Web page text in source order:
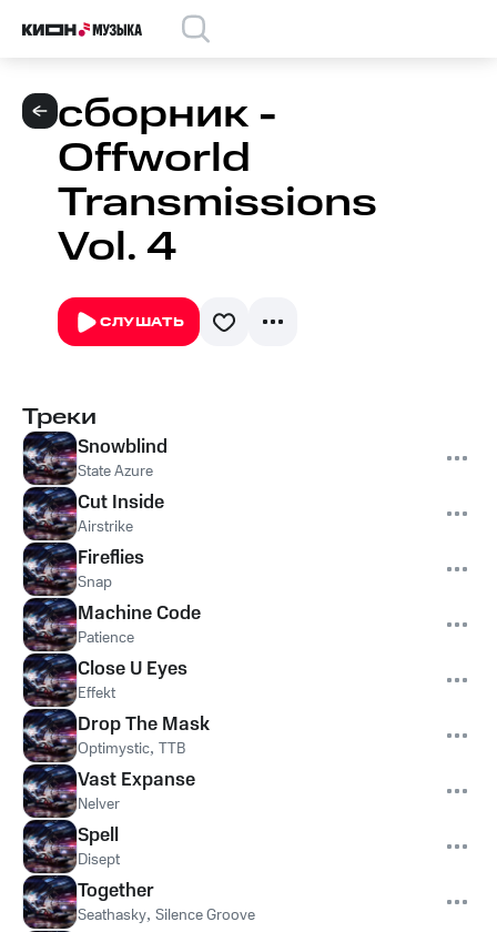
сборник -
Offworld
Transmissions
Vol. 4
СЛУШАТЬ
Треки
Snowblind
State Azure
Cut Inside
Airstrike
Fireflies
Snap
Machine Code
Patience
Close U Eyes
Effekt
Drop The Mask
Optimystic, TTB
Vast Expanse
Nelver
Spell
Disept
Together
Seathasky, Silence Groove